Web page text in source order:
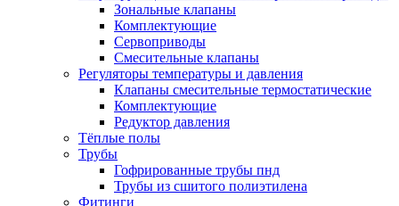
Зональные клапаны
Комплектующие
Сервоприводы
Смесительные клапаны
Регуляторы температуры и давления
Клапаны смесительные термостатические
Комплектующие
Редуктор давления
Тёплые полы
Трубы
Гофрированные трубы пнд
Трубы из сшитого полиэтилена
Фитинги